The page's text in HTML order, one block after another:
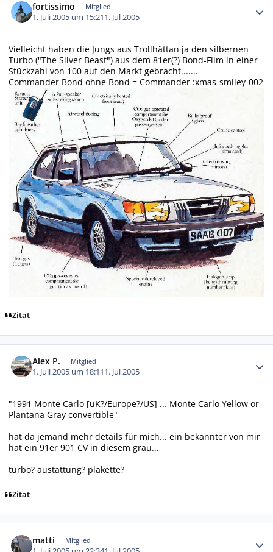
fortissimo Mitglied
1. Juli 2005 um 15:211. Jul 2005
Vielleicht haben die Jungs aus Trollhättan ja den silbernen
Turbo ("The Silver Beast") aus dem 81er(?) Bond-Film in einer
Stückzahl von 100 auf den Markt gebracht.......
Commander Bond ohne Bond = Commander :xmas-smiley-002
Zitat
Alex P. Mitglied
1. Juli 2005 um 18:111. Jul 2005
"1991 Monte Carlo [uK?/Europe?/US] ... Monte Carlo Yellow or
Plantana Gray convertible"
hat da jemand mehr details für mich... ein bekannter von mir
hat ein 91er 901 CV in diesem grau...
turbo? austattung? plakette?
Zitat
matti Mitglied